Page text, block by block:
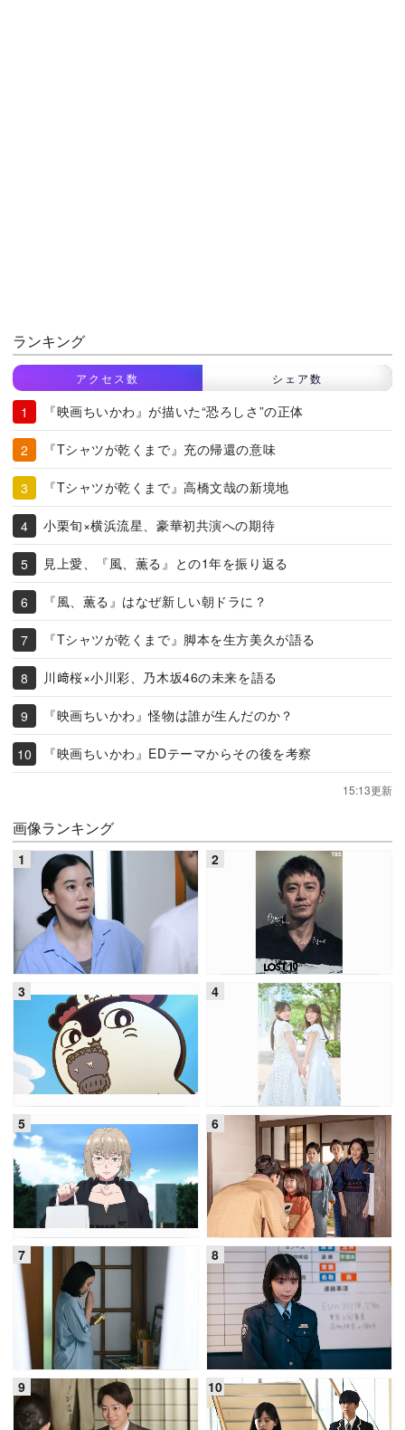
ランキング
アクセス数 シェア数
『映画ちいかわ』が描いた“恐ろしさ”の正体
『Tシャツが乾くまで』充の帰還の意味
『Tシャツが乾くまで』高橋文哉の新境地
小栗旬×横浜流星、豪華初共演への期待
見上愛、『風、薫る』との1年を振り返る
『風、薫る』はなぜ新しい朝ドラに？
『Tシャツが乾くまで』脚本を生方美久が語る
川﨑桜×小川彩、乃木坂46の未来を語る
『映画ちいかわ』怪物は誰が生んだのか？
『映画ちいかわ』EDテーマからその後を考察
15:13更新
画像ランキング